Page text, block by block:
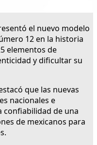
el nuevo modelo
12 en la historia
elementos de
y dificultar su
que las nuevas
nacionales e
confiabilidad de una
de mexicanos para